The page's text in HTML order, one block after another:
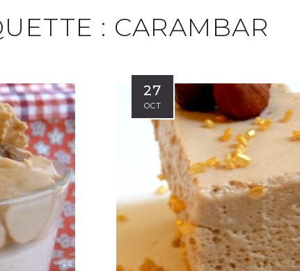
: CARAMBAR
27
OCT